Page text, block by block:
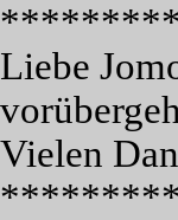
Liebe
Vielen